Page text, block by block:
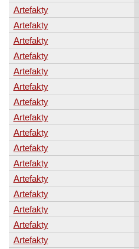
Artefakty
Artefakty
Artefakty
Artefakty
Artefakty
Artefakty
Artefakty
Artefakty
Artefakty
Artefakty
Artefakty
Artefakty
Artefakty
Artefakty
Artefakty
Artefakty